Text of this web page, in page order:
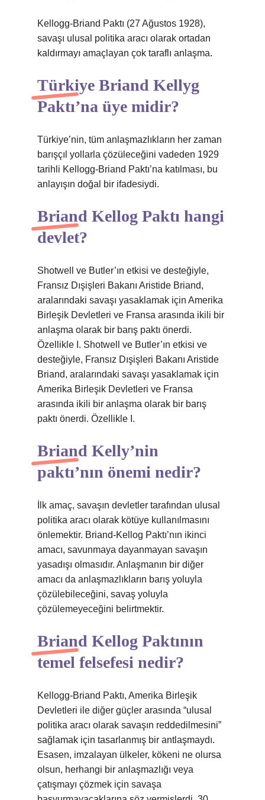
Kellogg-Briand Paktı (27 Ağustos 1928),
savaşı ulusal politika aracı olarak ortadan
kaldırmayı amaçlayan çok taraflı anlaşma.
Türkiye Briand Kellyg
Paktı’na üye midir?
Türkiye’nin, tüm anlaşmazlıkların her zaman
barışçıl yollarla çözüleceğini vadeden 1929
tarihli Kellogg-Briand Paktı’na katılması, bu
anlayışın doğal bir ifadesiydi.
Briand Kellog Paktı hangi
devlet?
Shotwell ve Butler’ın etkisi ve desteğiyle,
Fransız Dışişleri Bakanı Aristide Briand,
aralarındaki savaşı yasaklamak için Amerika
Birleşik Devletleri ve Fransa arasında ikili bir
anlaşma olarak bir barış paktı önerdi.
Özellikle I. Shotwell ve Butler’ın etkisi ve
desteğiyle, Fransız Dışişleri Bakanı Aristide
Briand, aralarındaki savaşı yasaklamak için
Amerika Birleşik Devletleri ve Fransa
arasında ikili bir anlaşma olarak bir barış
paktı önerdi. Özellikle I.
Briand Kelly’nin
paktı’nın önemi nedir?
İlk amaç, savaşın devletler tarafından ulusal
politika aracı olarak kötüye kullanılmasını
önlemektir. Briand-Kellog Paktı’nın ikinci
amacı, savunmaya dayanmayan savaşın
yasadışı olmasıdır. Anlaşmanın bir diğer
amacı da anlaşmazlıkların barış yoluyla
çözülebileceğini, savaş yoluyla
çözülemeyeceğini belirtmektir.
Briand Kellog Paktının
temel felsefesi nedir?
Kellogg-Briand Paktı, Amerika Birleşik
Devletleri ile diğer güçler arasında “ulusal
politika aracı olarak savaşın reddedilmesini”
sağlamak için tasarlanmış bir antlaşmaydı.
Esasen, imzalayan ülkeler, kökeni ne olursa
olsun, herhangi bir anlaşmazlığı veya
çatışmayı çözmek için savaşa